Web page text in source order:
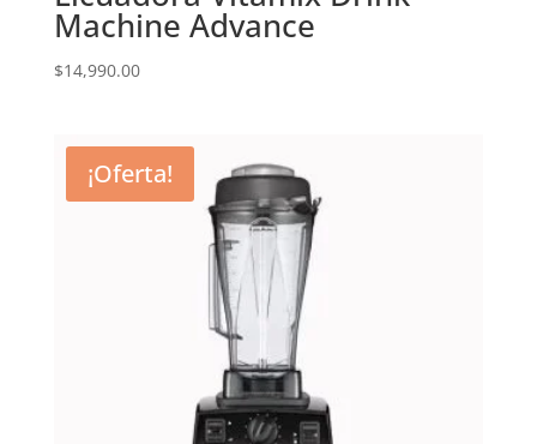
Machine Advance
$14,990.00
¡Oferta!